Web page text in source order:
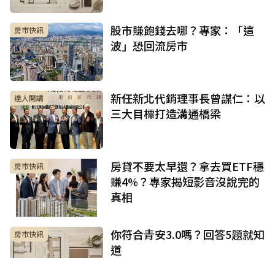
房市快訊
股市賺飽錢去哪？專家：「這
波」恐回流房市
達人開講
新任新北代銷理事長曾謀仁：以
三大目標打造溝通橋梁
房市快訊
房貸不要太早還？拿去買ETF穩
賺4%？專家揭短影音沒說完的
真相
房市快訊
你符合青安3.0嗎？回答5題就知
道